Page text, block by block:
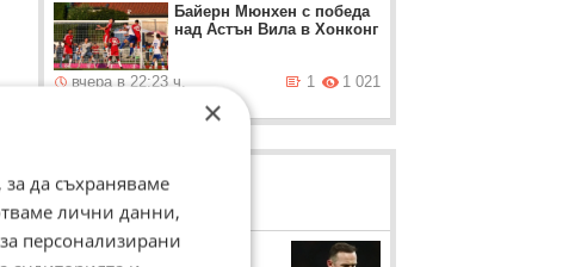
Байерн Мюнхен с победа
над Астън Вила в Хонконг
вчера в 22:23 ч. 1 021
1
ЛОВЦИ НА БИСЕРИ
Уейн Рууни
×
да съхраняваме
лични данни,
персонализирани